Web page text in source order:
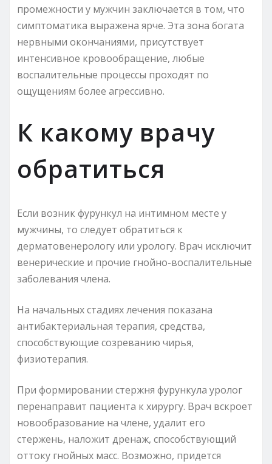
промежности у мужчин заключается в том, что
симптоматика выражена ярче. Эта зона богата
нервными окончаниями, присутствует
интенсивное кровообращение, любые
воспалительные процессы проходят по
ощущениям более агрессивно.
К какому врачу
обратиться
Если возник фурункул на интимном месте у
мужчины, то следует обратиться к
дерматовенерологу или урологу. Врач исключит
венерические и прочие гнойно-воспалительные
заболевания члена.
На начальных стадиях лечения показана
антибактериальная терапия, средства,
способствующие созреванию чирья,
физиотерапия.
При формировании стержня фурункула уролог
перенаправит пациента к хирургу. Врач вскроет
новообразование на члене, удалит его
стержень, наложит дренаж, способствующий
оттоку гнойных масс. Возможно, придется